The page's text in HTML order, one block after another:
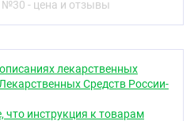
что бисопролол
сокращений (ЧСС).
антиаритмическое и
бета
1
№30 - цена и отзывы
лекарственных
Средств России-
инструкция к товарам